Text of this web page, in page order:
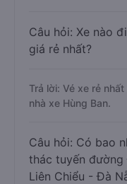
Câu hỏi: Xe nào
giá rẻ nhất?
Trả lời: Vé xe rẻ
nhà xe Hùng Ban.
Câu hỏi: Có bao
thác tuyến
Liên Chiểu - Đà